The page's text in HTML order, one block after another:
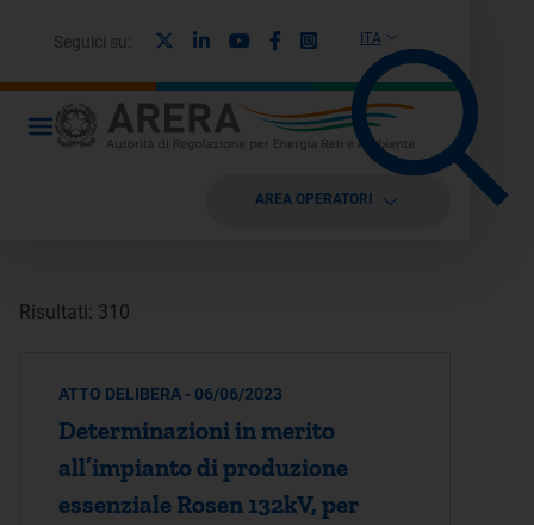
ITA
Seguici su: LinkedinYoutubeFacebook
Instagram
AREA OPERATORI
Risultati: 310
ATTO DELIBERA - 06/06/2023
Determinazioni in merito
all’impianto di produzione
essenziale Rosen 132kV, per